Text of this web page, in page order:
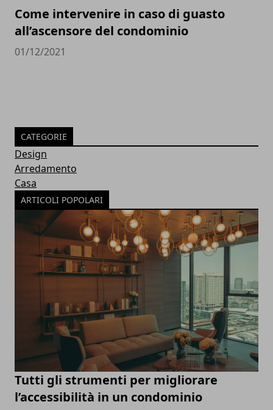
Come intervenire in caso di guasto
all’ascensore del condominio
01/12/2021
CATEGORIE
Design
Arredamento
Casa
ARTICOLI POPOLARI
Tutti gli strumenti per migliorare
l’accessibilità in un condominio